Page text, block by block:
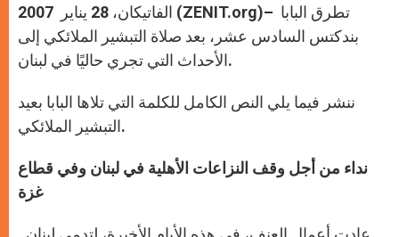
p
p
g
e
r
k
r
الفاتيكان، 28 يناير 2007 (ZENIT.org)– تطرق البابا
بندكتس السادس عشر، بعد صلاة التبشير الملائكي إلى
الأحداث التي تجري حاليًا في لبنان.
ننشر فيما يلي النص الكامل للكلمة التي تلاها البابا بعيد
التبشير الملائكي.
نداء من أجل وقف النزاعات الأهلية في لبنان وفي قطاع
غزة